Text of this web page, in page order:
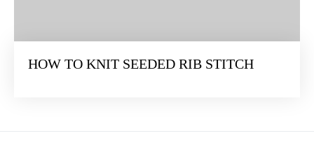
HOW TO KNIT SEEDED RIB STITCH